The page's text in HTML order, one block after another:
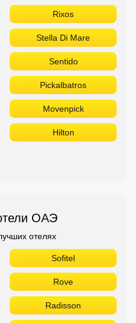
Rixos
Stella Di Mare
Sentido
Pickalbatros
Movenpick
Hilton
ОАЭ
отелях
Sofitel
Rove
Radisson